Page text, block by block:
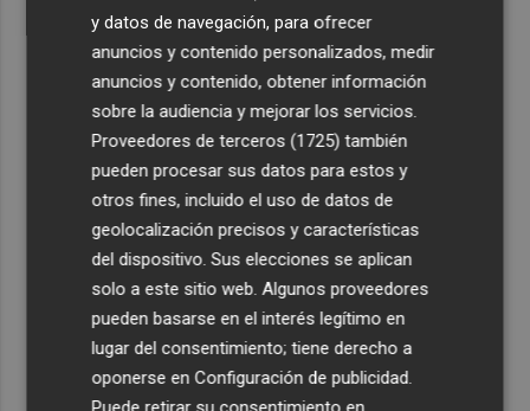
y datos de navegación, para ofrecer
anuncios y contenido personalizados, medir
anuncios y contenido, obtener información
sobre la audiencia y mejorar los servicios.
Proveedores de terceros (1725) también
pueden procesar sus datos para estos y
otros fines, incluido el uso de datos de
geolocalización precisos y características
del dispositivo. Sus elecciones se aplican
solo a este sitio web. Algunos proveedores
pueden basarse en el interés legítimo en
lugar del consentimiento; tiene derecho a
oponerse enConfiguración de publicidad